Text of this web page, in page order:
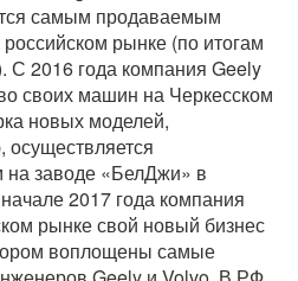
самым продаваемым
рынке (по итогам
С 2016 года компания Geely
своих машин на Черкесском
новых моделей,
на заводе «БелДжи» в
2017 года компания
рынке свой новый бизнес
воплощены самые